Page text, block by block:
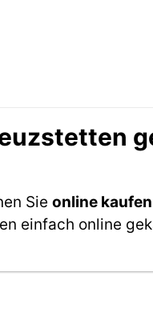
Sie online kaufen
einfach online